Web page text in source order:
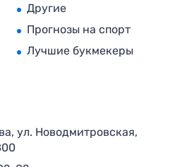
Другие
Прогнозы на спорт
Лучшие букмекеры
ул. Новодмитровская,